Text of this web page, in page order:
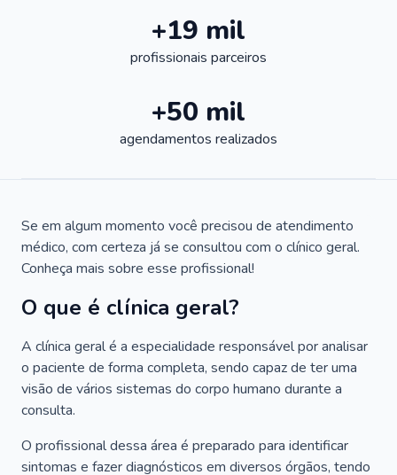
+19 mil
profissionais parceiros
+50 mil
agendamentos realizados
Se em algum momento você precisou de atendimento
médico, com certeza já se consultou com o clínico geral.
Conheça mais sobre esse profissional!
O que é clínica geral?
A clínica geral é a especialidade responsável por analisar
o paciente de forma completa, sendo capaz de ter uma
visão de vários sistemas do corpo humano durante a
consulta.
O profissional dessa área é preparado para identificar
sintomas e fazer diagnósticos em diversos órgãos, tendo